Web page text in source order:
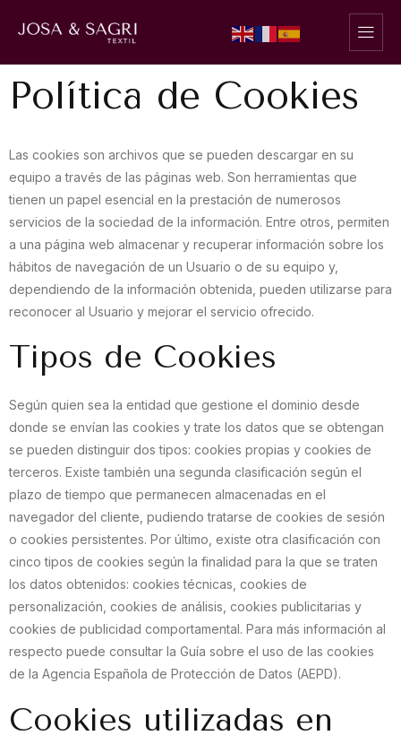
Política de Cookies
Las cookies son archivos que se pueden descargar en su
equipo a través de las páginas web. Son herramientas que
tienen un papel esencial en la prestación de numerosos
servicios de la sociedad de la información. Entre otros, permiten
a una página web almacenar y recuperar información sobre los
hábitos de navegación de un Usuario o de su equipo y,
dependiendo de la información obtenida, pueden utilizarse para
reconocer al Usuario y mejorar el servicio ofrecido.
Tipos de Cookies
Según quien sea la entidad que gestione el dominio desde
donde se envían las cookies y trate los datos que se obtengan
se pueden distinguir dos tipos: cookies propias y cookies de
terceros. Existe también una segunda clasificación según el
plazo de tiempo que permanecen almacenadas en el
navegador del cliente, pudiendo tratarse de cookies de sesión
o cookies persistentes. Por último, existe otra clasificación con
cinco tipos de cookies según la finalidad para la que se traten
los datos obtenidos: cookies técnicas, cookies de
personalización, cookies de análisis, cookies publicitarias y
cookies de publicidad comportamental. Para más información al
respecto puede consultar la Guía sobre el uso de las cookies
de la Agencia Española de Protección de Datos (AEPD).
Cookies utilizadas en